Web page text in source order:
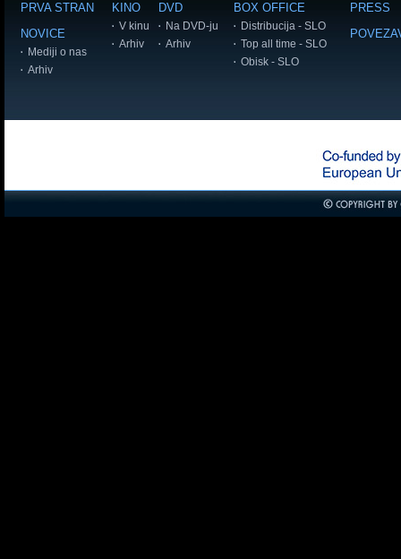
PRVA STRAN
NOVICE
Mediji o nas
Arhiv
KINO
V kinu
Arhiv
DVD
Na DVD-ju
Arhiv
BOX OFFICE
Distribucija - SLO
Top all time - SLO
Obisk - SLO
PRESS